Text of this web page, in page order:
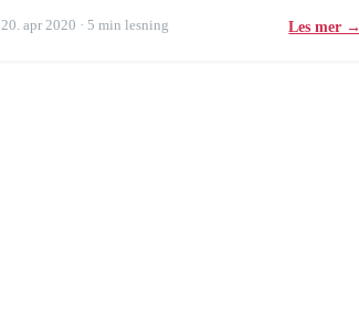
20. apr 2020 · 5 min lesning Les mer →